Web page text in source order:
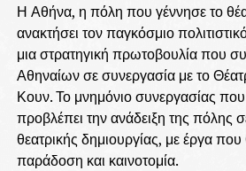
Η Αθήνα, η πόλη που γέννησε το
ανακτήσει τον παγκόσμιο
μια στρατηγική πρωτοβουλία που
Αθηναίων σε συνεργασία με το
Κουν. Το μνημόνιο συνεργασίας
προβλέπει την ανάδειξη της πόλης
θεατρικής δημιουργίας, με έργα
παράδοση και καινοτομία.